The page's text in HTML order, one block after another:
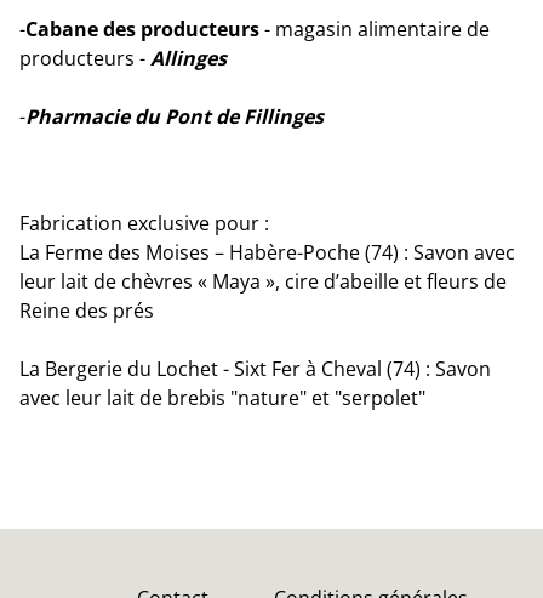
-Cabane des producteurs- magasin alimentaire de
producteurs -Allinges
-Pharmacie du Pont de Fillinges
Fabrication exclusive pour :
La Ferme des Moises – Habère-Poche (74) : Savon avec
leur lait de chèvres « Maya », cire d’abeille et fleurs de
Reine des prés
La Bergerie du Lochet - Sixt Fer à Cheval (74) : Savon
avec leur lait de brebis "nature" et "serpolet"